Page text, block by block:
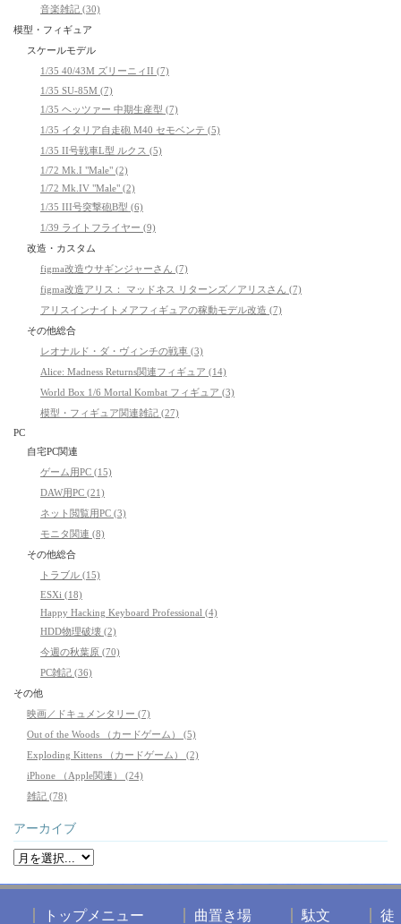
音楽雑記 (30)
模型・フィギュア
スケールモデル
1/35 40/43M ズリーニィII (7)
1/35 SU-85M (7)
1/35 ヘッツァー 中期生産型 (7)
1/35 イタリア自走砲 M40 セモベンテ (5)
1/35 II号戦車L型 ルクス (5)
1/72 Mk.I "Male" (2)
1/72 Mk.IV "Male" (2)
1/35 III号突撃砲B型 (6)
1/39 ライトフライヤー (9)
改造・カスタム
figma改造ウサギンジャーさん (7)
figma改造アリス： マッドネス リターンズ／アリスさん (7)
アリスインナイトメアフィギュアの稼動モデル改造 (7)
その他総合
レオナルド・ダ・ヴィンチの戦車 (3)
Alice: Madness Returns関連フィギュア (14)
World Box 1/6 Mortal Kombat フィギュア (3)
模型・フィギュア関連雑記 (27)
PC
自宅PC関連
ゲーム用PC (15)
DAW用PC (21)
ネット閲覧用PC (3)
モニタ関連 (8)
その他総合
トラブル (15)
ESXi (18)
Happy Hacking Keyboard Professional (4)
HDD物理破壊 (2)
今週の秋葉原 (70)
PC雑記 (36)
その他
映画／ドキュメンタリー (7)
Out of the Woods （カードゲーム） (5)
Exploding Kittens （カードゲーム） (2)
iPhone （Apple関連） (24)
雑記 (78)
アーカイブ
トップメニュー 曲置き場 駄文 徒